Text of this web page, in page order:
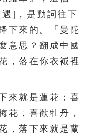
遇]，是動詞往下
下來的。「曼陀
意思？翻成中國
，落在你衣裓裡
就是蓮花；喜
花；喜歡牡丹，
，落下來就是蘭